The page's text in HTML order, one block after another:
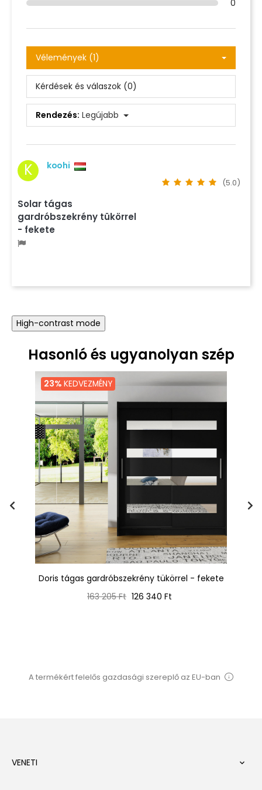
0
Vélemények (1)
Kérdések és válaszok (0)
Rendezés: Legújabb
K koohi
(5.0)
Solar tágas
gardróbszekrény tükörrel
- fekete
High-contrast mode
Hasonló és ugyanolyan szép
23% KEDVEZMÉNY
Doris tágas gardróbszekrény tükörrel - fekete
Normál
163 205 Ft Ár
126 340 Ft
A termékért felelős gazdasági szereplő az EU-ban
VENETI 